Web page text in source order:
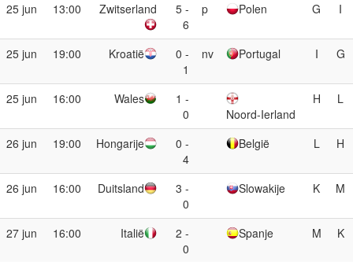
25 jun
13:00 Zwitserland
5 -
6
p Polen G I
25 jun 19:00 Kroatië
0 -
1
nv Portugal I G
25 jun 16:00 Wales
1 -
0
Noord-Ierland
H L
26 jun 19:00 Hongarije
0 -
4
België L H
26 jun 16:00 Duitsland
3 -
0
Slowakije K M
27 jun 16:00 Italië
2 -
0
Spanje M K